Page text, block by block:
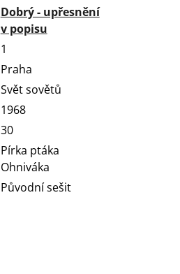
Dobrý - upřesnění
v popisu
1
Praha
Svět sovětů
1968
30
Pírka ptáka
Ohniváka
Původní sešit